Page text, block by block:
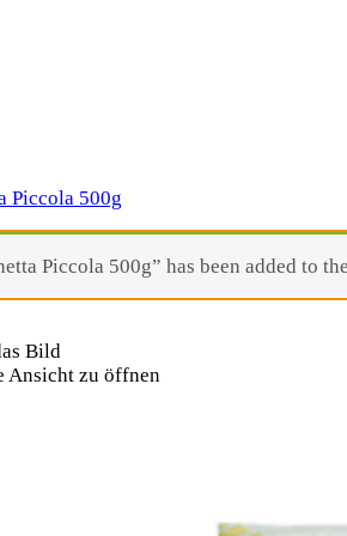
Piccola 500g
Piccola 500g” has been added to
Bild
Ansicht zu öffnen